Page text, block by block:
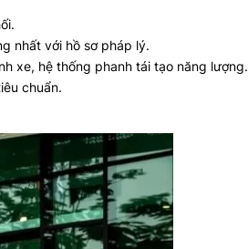
nhất với hồ sơ pháp lý.
xe, hệ thống phanh tái tạo năng lượng.
chuẩn.